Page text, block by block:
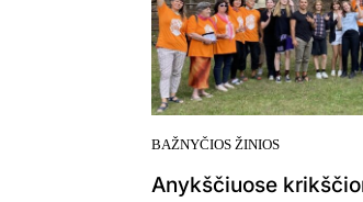
BAŽNYČIOS ŽINIOS
Anykščiuose